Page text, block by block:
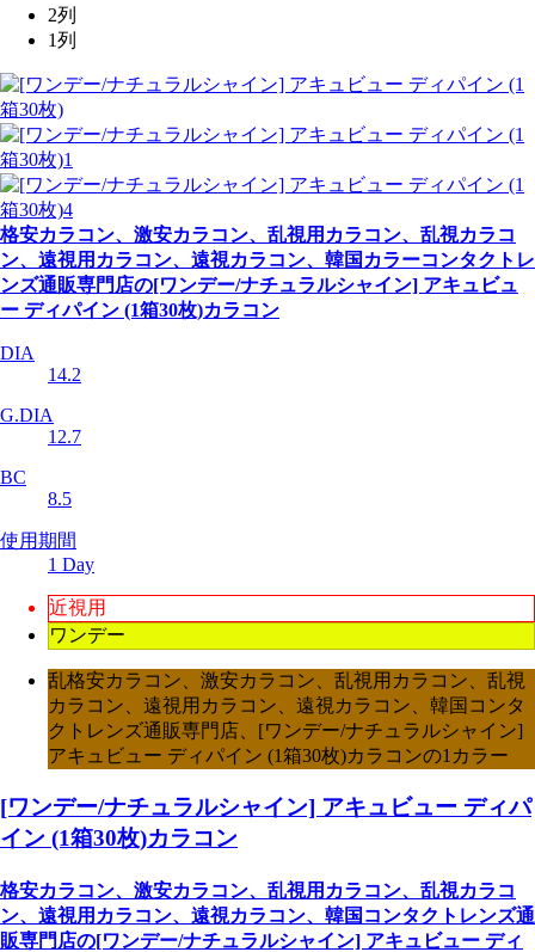
2列
1列
格安カラコン、激安カラコン、乱視用カラコン、乱視カラコ
ン、遠視用カラコン、遠視カラコン、韓国カラーコンタクトレ
ンズ通販専門店の[ワンデー/ナチュラルシャイン] アキュビュ
ー ディパイン (1箱30枚)カラコン
DIA
14.2
G.DIA
12.7
BC
8.5
使用期間
1 Day
近視用
ワンデー
乱格安カラコン、激安カラコン、乱視用カラコン、乱視
カラコン、遠視用カラコン、遠視カラコン、韓国コンタ
クトレンズ通販専門店、[ワンデー/ナチュラルシャイン]
アキュビュー ディパイン (1箱30枚)カラコンの1カラー
[ワンデー/ナチュラルシャイン] アキュビュー ディパ
イン (1箱30枚)カラコン
格安カラコン、激安カラコン、乱視用カラコン、乱視カラコ
ン、遠視用カラコン、遠視カラコン、韓国コンタクトレンズ通
販専門店の[ワンデー/ナチュラルシャイン] アキュビュー ディ